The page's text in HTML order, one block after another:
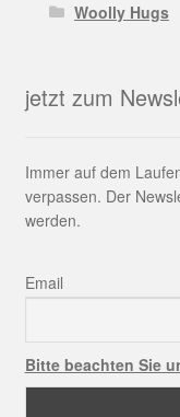
Woolly Hugs
jetzt zum
Immer auf dem
verpassen. Der
werden.
Email
Bitte beachten Sie